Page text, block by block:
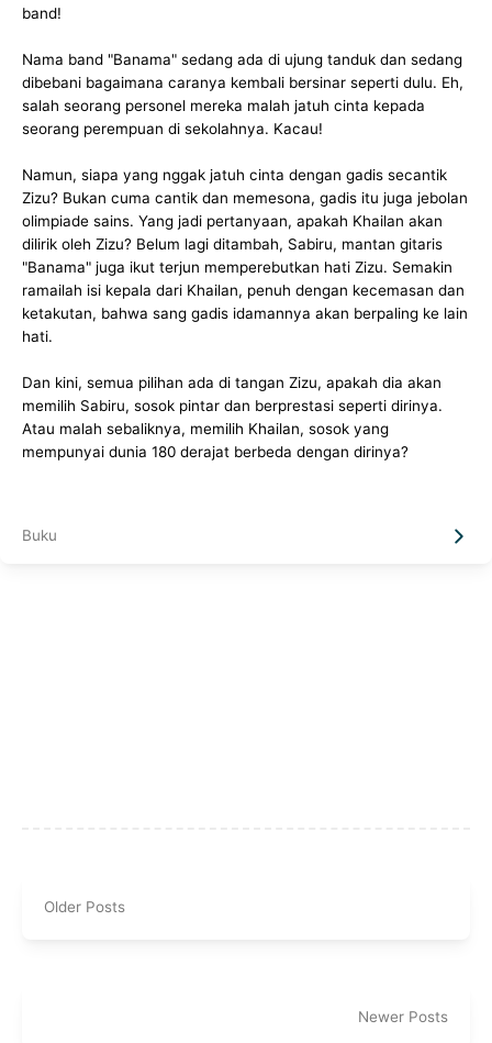
band!
Nama band "Banama" sedang ada di ujung tanduk dan sedang
dibebani bagaimana caranya kembali bersinar seperti dulu. Eh,
salah seorang personel mereka malah jatuh cinta kepada
seorang perempuan di sekolahnya. Kacau!
Namun, siapa yang nggak jatuh cinta dengan gadis secantik
Zizu? Bukan cuma cantik dan memesona, gadis itu juga jebolan
olimpiade sains. Yang jadi pertanyaan, apakah Khailan akan
dilirik oleh Zizu? Belum lagi ditambah, Sabiru, mantan gitaris
"Banama" juga ikut terjun memperebutkan hati Zizu. Semakin
ramailah isi kepala dari Khailan, penuh dengan kecemasan dan
ketakutan, bahwa sang gadis idamannya akan berpaling ke lain
hati.
Dan kini, semua pilihan ada di tangan Zizu, apakah dia akan
memilih Sabiru, sosok pintar dan berprestasi seperti dirinya.
Atau malah sebaliknya, memilih Khailan, sosok yang
mempunyai dunia 180 derajat berbeda dengan dirinya?
Buku
Older Posts
Newer Posts